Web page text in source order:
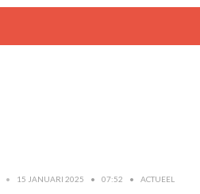
• 15 JANUARI 2025 • 07:52 • ACTUEEL